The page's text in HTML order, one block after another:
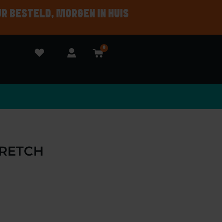
BESTELD, MORGEN IN HUIS
0